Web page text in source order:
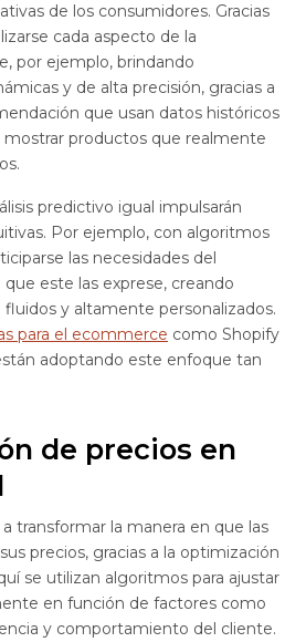
de los consumidores. Gracias
cada aspecto de la
por ejemplo, brindando
y de alta precisión, gracias a
que usan datos históricos
productos que realmente
predictivo igual impulsarán
Por ejemplo, con algoritmos
las necesidades del
este las exprese, creando
y altamente personalizados.
para el ecommerce como Shopify
adoptando este enfoque tan
de precios en
transformar la manera en que las
precios, gracias a la optimización
se utilizan algoritmos para ajustar
en función de factores como
y comportamiento del cliente.